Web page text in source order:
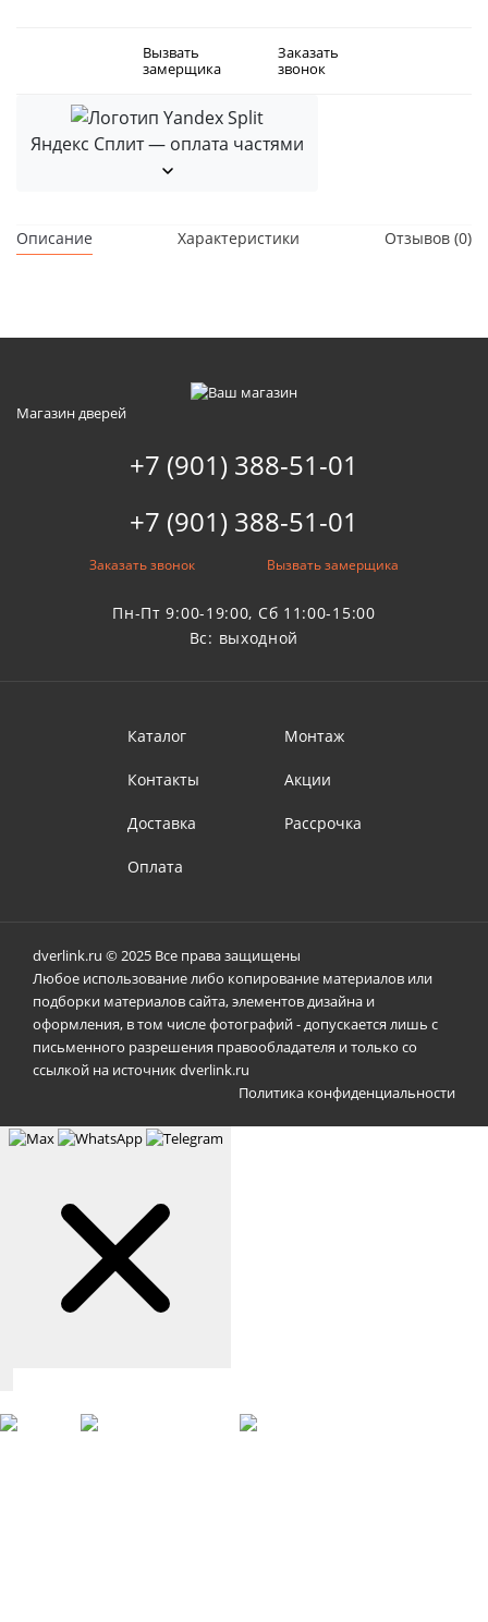
Вызвать
замерщика
Заказать
звонок
Яндекс Сплит — оплата частями
Описание Характеристики Отзывов (0)
Магазин дверей
+7 (901) 388-51-01
+7 (901) 388-51-01
Заказать звонок Вызвать замерщика
Пн-Пт 9:00-19:00, Сб 11:00-15:00
Вс: выходной
Каталог
Контакты
Доставка
Оплата
Монтаж
Акции
Рассрочка
dverlink.ru © 2025 Все права защищены
Любое использование либо копирование материалов или
подборки материалов сайта, элементов дизайна и
оформления, в том числе фотографий - допускается лишь с
письменного разрешения правообладателя и только со
ссылкой на источник dverlink.ru
Политика конфиденциальности